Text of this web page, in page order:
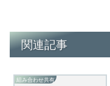
関連記事
組み合わせ共有